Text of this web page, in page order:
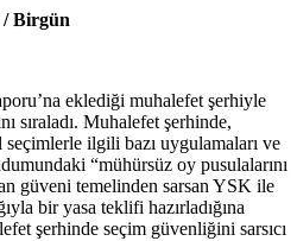
Birgün
eklediği muhalefet şerhiyle
sıraladı. Muhalefet şerhinde,
ilgili bazı uygulamaları ve
“mühürsüz oy pusulalarını
güveni temelinden sarsan YSK ile
bir yasa teklifi hazırladığına
şerhinde seçim güvenliğini sarsıcı